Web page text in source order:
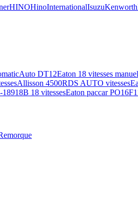
HINOHinoInternationalIsuzuKenworth
Auto DT12Eaton 18 vitesses manuel
Allisson 4500RDS AUTO vitesses
18 vitessesEaton paccar